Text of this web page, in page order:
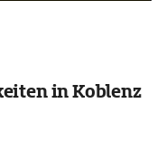
in Koblenz